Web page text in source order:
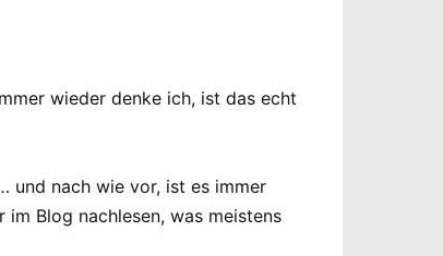
wieder denke ich, ist das echt
und nach wie vor, ist es immer
Blog nachlesen, was meistens